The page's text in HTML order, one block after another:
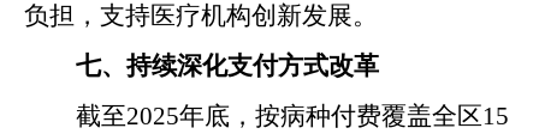
负担，支持医疗机构创新发展。
七、持续深化支付方式改革
截至2025年底，按病种付费覆盖全区15